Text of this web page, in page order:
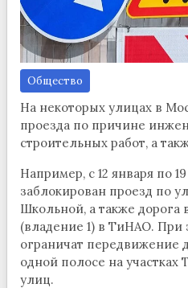
Общество
На некоторых улицах в
проезда по причине
строительных работ, а
Например, с 12 января по
заблокирован проезд по
Школьной, а также дорога
(владение 1) в ТиНАО. При
ограничат передвижение
одной полосе на
улиц.